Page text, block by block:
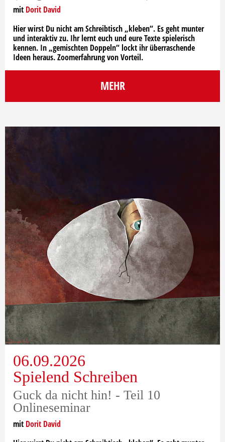
mit Dorit David
Hier wirst Du nicht am Schreibtisch „kleben“. Es geht munter
und interaktiv zu. Ihr lernt euch und eure Texte spielerisch
kennen. In „gemischten Doppeln“ lockt ihr überraschende
Ideen heraus. Zoomerfahrung von Vorteil.
MEHR
06.09.2026
Spielend Schreiben
Guck da nicht hin! - Teil 10
Onlineseminar
mit Dorit David